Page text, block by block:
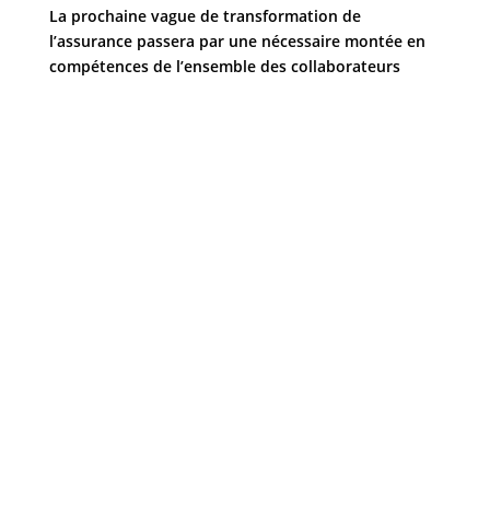
La prochaine vague de transformation de
l’assurance passera par une nécessaire montée en
compétences de l’ensemble des collaborateurs